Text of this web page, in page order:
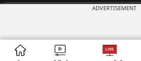
ADVERTISEMENT